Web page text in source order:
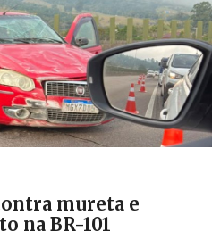
mureta e
na BR-101